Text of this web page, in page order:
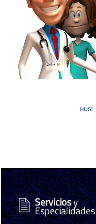
HUSI
Serviciosy
Especialidades